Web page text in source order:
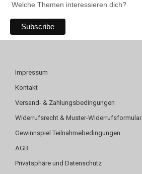
Welche Themen interessieren dich?
Impressum
Kontakt
Versand- & Zahlungsbedingungen
Widerrufsrecht & Muster-Widerrufsformular
Gewinnspiel Teilnahmebedingungen
AGB
Privatsphäre und Datenschutz